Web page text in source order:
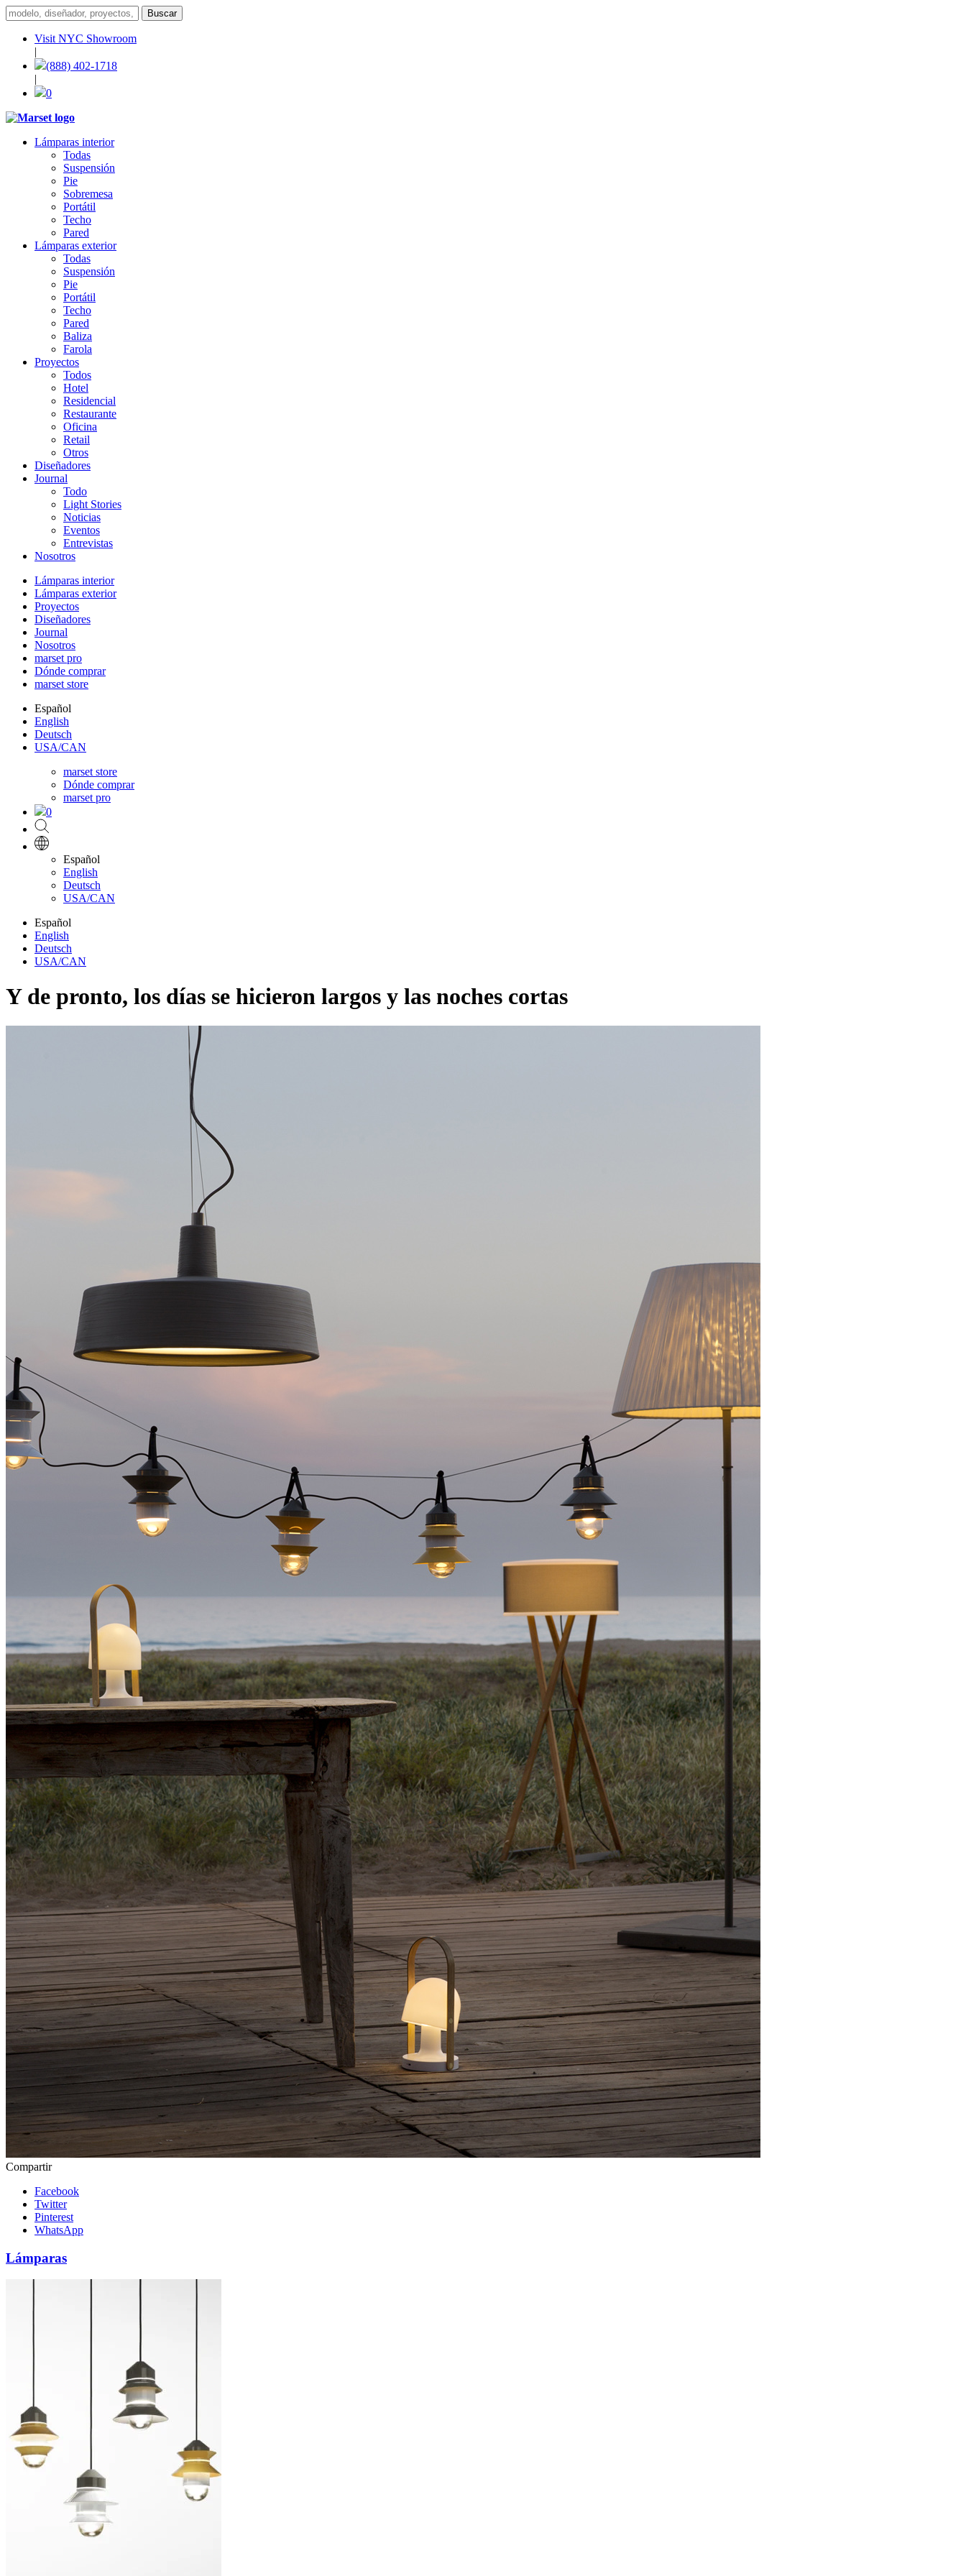
Visit NYC Showroom
|
(888) 402-1718
|
0
Lámparas interior
Todas
Suspensión
Pie
Sobremesa
Portátil
Techo
Pared
Lámparas exterior
Todas
Suspensión
Pie
Portátil
Techo
Pared
Baliza
Farola
Proyectos
Todos
Hotel
Residencial
Restaurante
Oficina
Retail
Otros
Diseñadores
Journal
Todo
Light Stories
Noticias
Eventos
Entrevistas
Nosotros
Lámparas interior
Lámparas exterior
Proyectos
Diseñadores
Journal
Nosotros
marset pro
Dónde comprar
marset store
Español
English
Deutsch
USA/CAN
marset store
Dónde comprar
marset pro
0
Español
English
Deutsch
USA/CAN
Español
English
Deutsch
USA/CAN
Y de pronto, los días se hicieron largos y las noches cortas
Compartir
Facebook
Twitter
Pinterest
WhatsApp
Lámparas